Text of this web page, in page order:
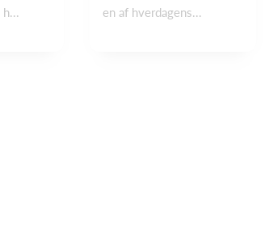
h...
en af hverdagens...